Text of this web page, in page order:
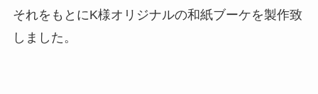
それをもとにK様オリジナルの和紙ブーケを製作致
しました。